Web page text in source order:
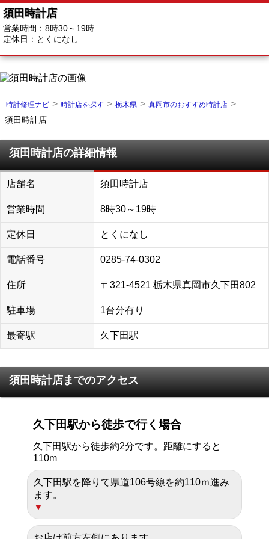
須田時計店
営業時間：8時30～19時
定休日：とくになし
時計修理ナビ 時計店を探す 栃木県 真岡市のおすすめ時計店
須田時計店
須田時計店の詳細情報
店舗名 須田時計店
営業時間 8時30～19時
定休日 とくになし
電話番号 0285-74-0302
住所 〒321-4521 栃木県真岡市久下田802
駐車場 1台分有り
最寄駅 久下田駅
須田時計店までのアクセス
久下田駅から徒歩で行く場合
久下田駅から徒歩約2分です。距離にすると
110m
久下田駅を降りて県道106号線を約110ｍ進み
ます。